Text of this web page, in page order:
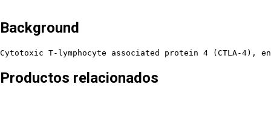
Background
Cytotoxic T-lymphocyte associated protein 4 (CTLA-4),
Productos relacionados